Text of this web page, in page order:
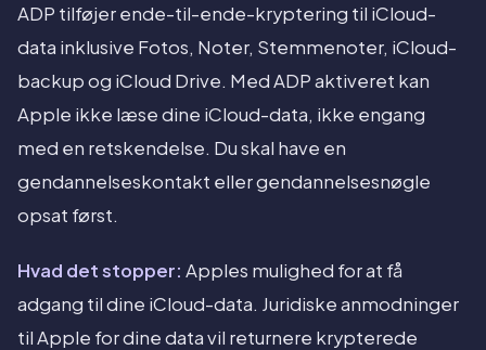
ADP tilføjer ende-til-ende-kryptering til iCloud-
data inklusive Fotos, Noter, Stemmenoter, iCloud-
backup og iCloud Drive. Med ADP aktiveret kan
Apple ikke læse dine iCloud-data, ikke engang
med en retskendelse. Du skal have en
gendannelseskontakt eller gendannelsesnøgle
opsat først.
Hvad det stopper: Apples mulighed for at få
adgang til dine iCloud-data. Juridiske anmodninger
til Apple for dine data vil returnere krypterede